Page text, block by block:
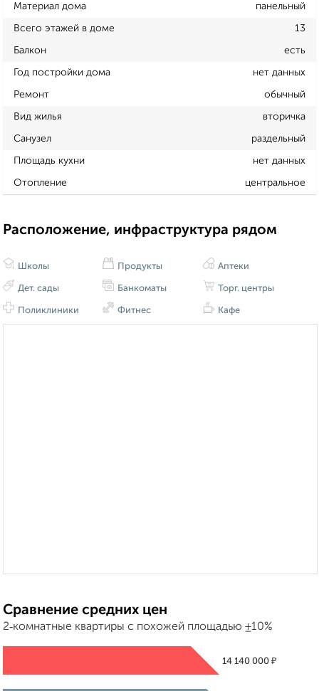
Материал дома панельный
Всего этажей в доме 13
Балкон есть
Год постройки дома нет данных
Ремонт обычный
Вид жилья вторичка
Санузел раздельный
Площадь кухни нет данных
Отопление центральное
Расположение, инфраструктура рядом
Школы
Дет. сады
Поликлиники
Продукты
Банкоматы
Фитнес
Аптеки
Торг. центры
Кафе
Сравнение средних цен
2‑комнатные квартиры с похожей площадью ±10%
14 140 000 ₽